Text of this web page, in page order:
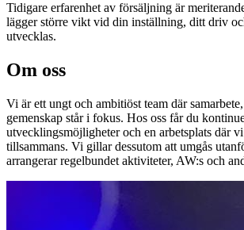
Tidigare erfarenhet av försäljning är
lägger större vikt vid din inställning, ditt driv
utvecklas.
Om oss
Vi är ett ungt och ambitiöst team där
gemenskap står i fokus. Hos oss får du
utvecklingsmöjligheter och en arbetsplats där
tillsammans. Vi gillar dessutom att umgås
arrangerar regelbundet aktiviteter, AW:s och